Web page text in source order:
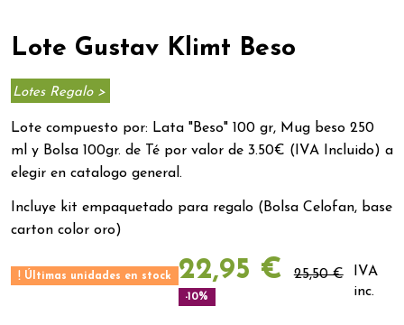
Lote Gustav Klimt Beso
Lotes Regalo >
Lote compuesto por: Lata "Beso" 100 gr, Mug beso 250
ml y Bolsa 100gr. de Té por valor de 3.50€ (IVA Incluido) a
elegir en catalogo general.
Incluye kit empaquetado para regalo (Bolsa Celofan, base
carton color oro)
Últimas unidades en stock 22,95 € 25,50 €
-10%
IVA
inc.